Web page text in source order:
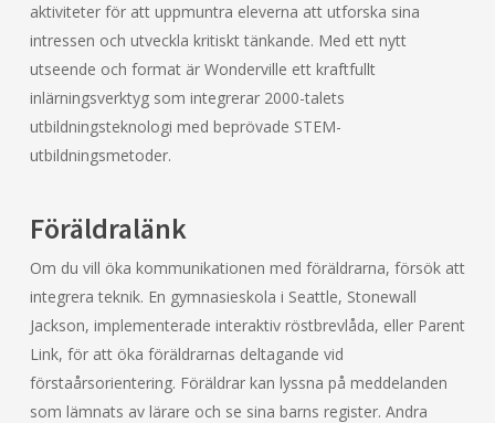
aktiviteter för att uppmuntra eleverna att utforska sina
intressen och utveckla kritiskt tänkande. Med ett nytt
utseende och format är Wonderville ett kraftfullt
inlärningsverktyg som integrerar 2000-talets
utbildningsteknologi med beprövade STEM-
utbildningsmetoder.
Föräldralänk
Om du vill öka kommunikationen med föräldrarna, försök att
integrera teknik. En gymnasieskola i Seattle, Stonewall
Jackson, implementerade interaktiv röstbrevlåda, eller Parent
Link, för att öka föräldrarnas deltagande vid
förstaårsorientering. Föräldrar kan lyssna på meddelanden
som lämnats av lärare och se sina barns register. Andra